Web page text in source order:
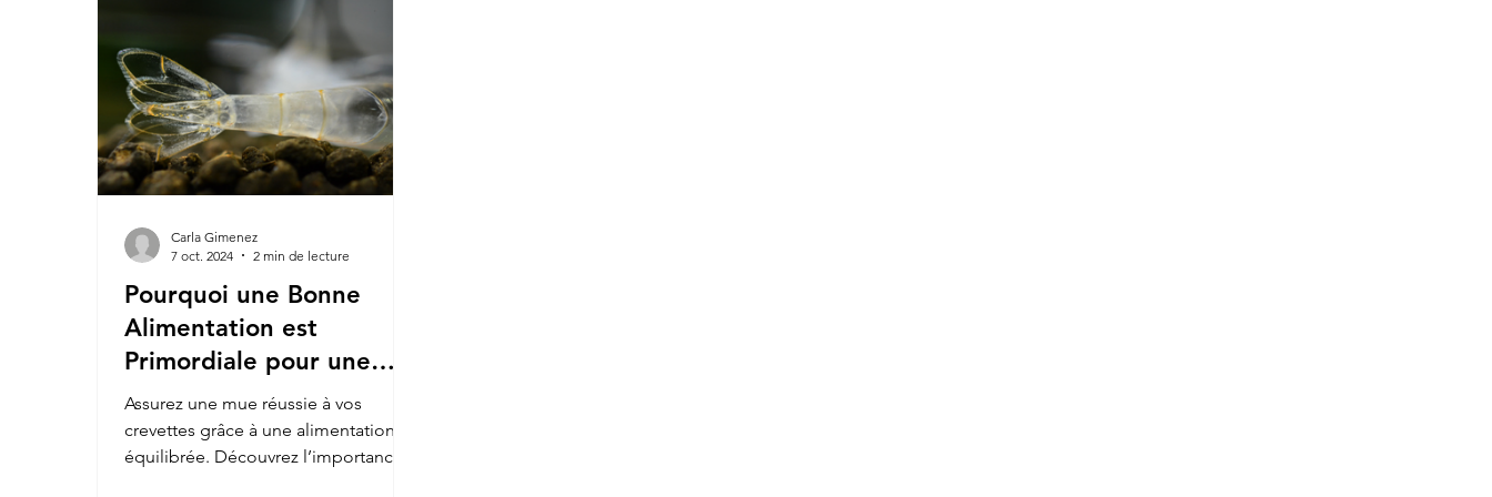
Pourquoi une Bonne
Alimentation est
Primordiale pour une
Bonne Mue chez les
Crevettes
Assurez une mue réussie à vos
crevettes grâce à une alimentation
équilibrée. Découvrez l’importance
Carla Gimenez
7 oct. 2024
2 min de lecture